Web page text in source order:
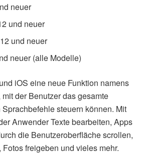
neuer
und neuer
und neuer
neuer (alle Modelle)
iOS eine neue Funktion namens
mit der Benutzer das gesamte
steuern können. Mit
Anwender Texte bearbeiten, Apps
die Benutzeroberfläche scrollen,
freigeben und vieles mehr.